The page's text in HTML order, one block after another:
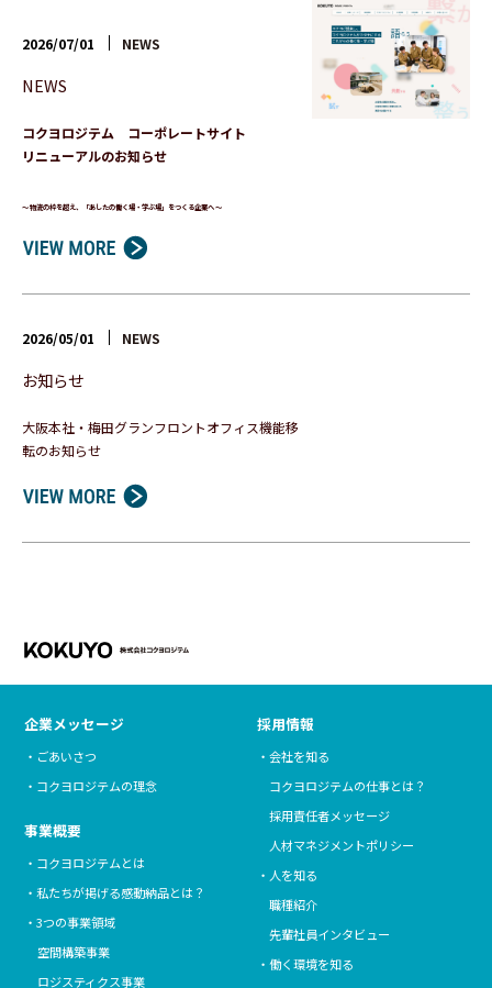
2026/07/01 NEWS
NEWS
コクヨロジテム コーポレートサイト
リニューアルのお知らせ
～ 物流の枠を超え、「あしたの働く場・学ぶ場」をつくる企業へ ～
2026/05/01 NEWS
お知らせ
大阪本社・梅田グランフロントオフィス機能移
転のお知らせ
企業メッセージ
ごあいさつ
コクヨロジテムの理念
事業概要
コクヨロジテムとは
私たちが掲げる感動納品とは？
3つの事業領域
空間構築事業
ロジスティクス事業
採用情報
会社を知る
コクヨロジテムの仕事とは？
採用責任者メッセージ
人材マネジメントポリシー
人を知る
職種紹介
先輩社員インタビュー
働く環境を知る